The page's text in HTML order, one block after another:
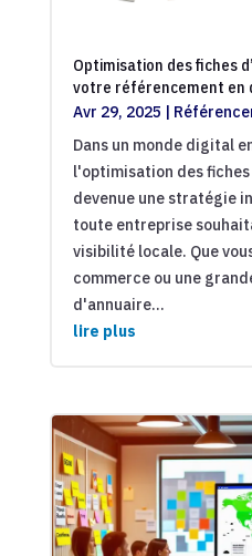
Optimisation des fiches
votre référencement en
Avr 29, 2025 |
Dans un monde digital
l'optimisation des
devenue une stratégie
toute entreprise
visibilité locale. Que
commerce ou une
d'annuaire...
lire plus